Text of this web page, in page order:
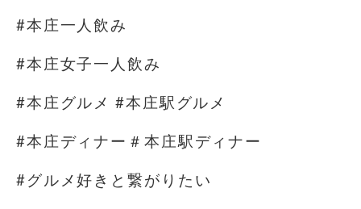
#本庄一人飲み
#本庄女子一人飲み
#本庄グルメ #本庄駅グルメ
#本庄ディナー＃本庄駅ディナー
#グルメ好きと繋がりたい